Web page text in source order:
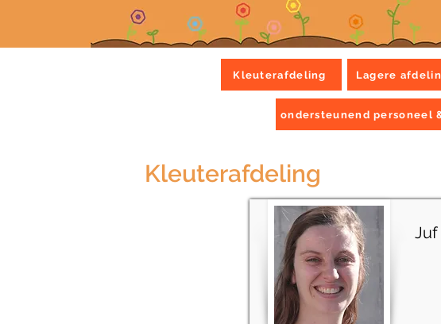
Kleuterafdeling Lagere
ondersteunend personeel
Kleuterafdeling
Juf